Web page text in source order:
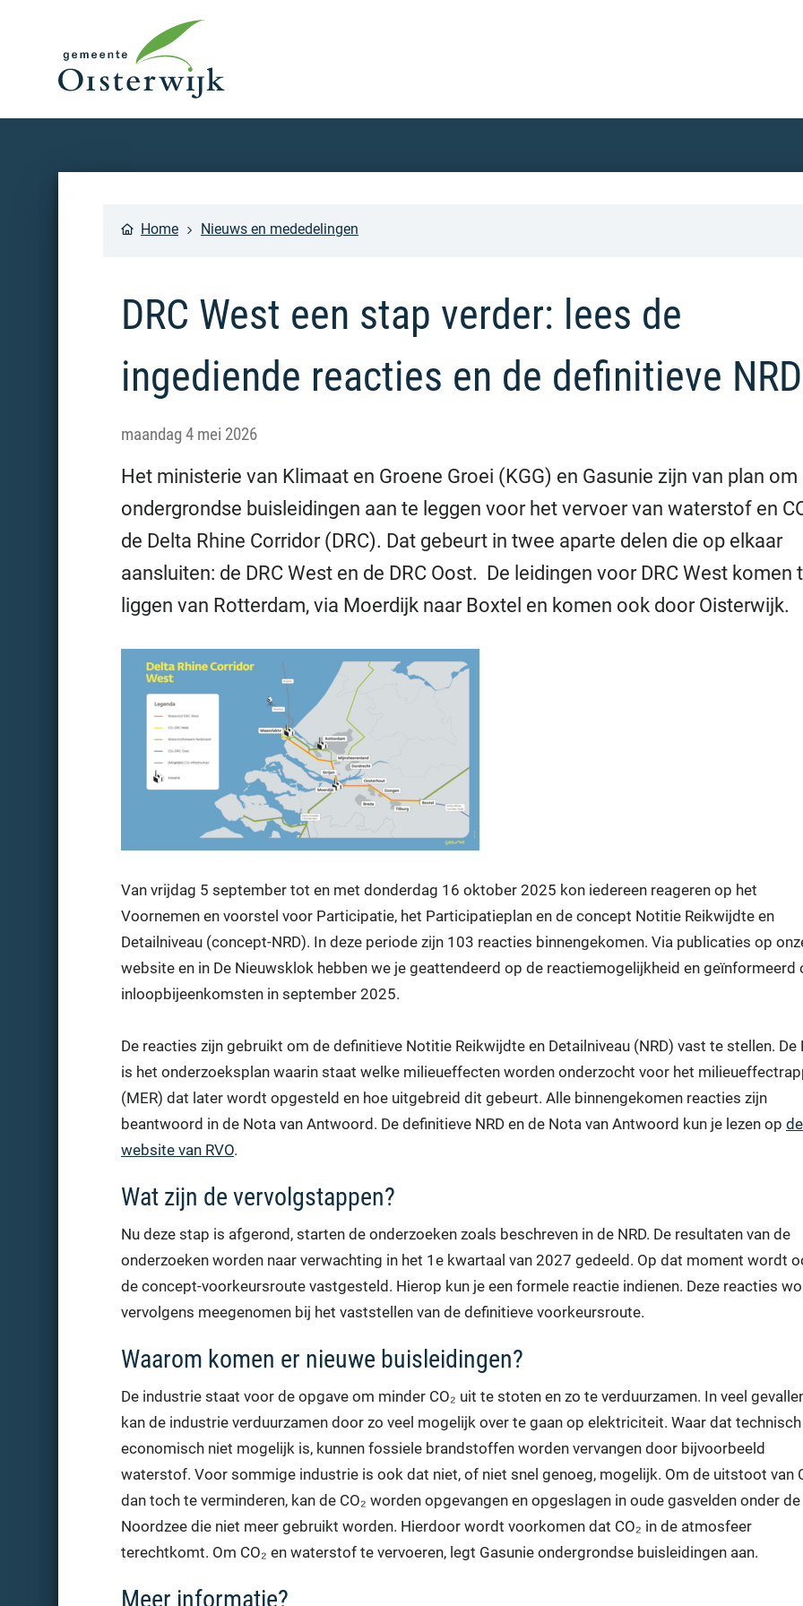
Home Nieuws en mededelingen
DRC West een stap verder: lees de
ingediende reacties en de definitieve NRD
maandag 4 mei 2026
Het ministerie van Klimaat en Groene Groei (KGG) en Gasunie zijn van plan om
ondergrondse buisleidingen aan te leggen voor het vervoer van waterstof en
de Delta Rhine Corridor (DRC). Dat gebeurt in twee aparte delen die op elkaar
aansluiten: de DRC West en de DRC Oost. De leidingen voor DRC West komen
liggen van Rotterdam, via Moerdijk naar Boxtel en komen ook door Oisterwijk.
Van vrijdag 5 september tot en met donderdag 16 oktober 2025 kon iedereen reageren op het
Voornemen en voorstel voor Participatie, het Participatieplan en de concept Notitie Reikwijdte en
Detailniveau (concept-NRD). In deze periode zijn 103 reacties binnengekomen. Via publicaties op
website en in De Nieuwsklok hebben we je geattendeerd op de reactiemogelijkheid en geïnformeerd
inloopbijeenkomsten in september 2025.
De reacties zijn gebruikt om de definitieve Notitie Reikwijdte en Detailniveau (NRD) vast te stellen. De
is het onderzoeksplan waarin staat welke milieueffecten worden onderzocht voor het
(MER) dat later wordt opgesteld en hoe uitgebreid dit gebeurt. Alle binnengekomen reacties zijn
beantwoord in de Nota van Antwoord. De definitieve NRD en de Nota van Antwoord kun je lezen op de
website van RVO.
Wat zijn de vervolgstappen?
Nu deze stap is afgerond, starten de onderzoeken zoals beschreven in de NRD. De resultaten van de
onderzoeken worden naar verwachting in het 1e kwartaal van 2027 gedeeld. Op dat moment wordt
de concept-voorkeursroute vastgesteld. Hierop kun je een formele reactie indienen. Deze reacties
vervolgens meegenomen bij het vaststellen van de definitieve voorkeursroute.
Waarom komen er nieuwe buisleidingen?
De industrie staat voor de opgave om minder CO₂ uit te stoten en zo te verduurzamen. In veel
kan de industrie verduurzamen door zo veel mogelijk over te gaan op elektriciteit. Waar dat
economisch niet mogelijk is, kunnen fossiele brandstoffen worden vervangen door bijvoorbeeld
waterstof. Voor sommige industrie is ook dat niet, of niet snel genoeg, mogelijk. Om de uitstoot van
dan toch te verminderen, kan de CO₂ worden opgevangen en opgeslagen in oude gasvelden onder de
Noordzee die niet meer gebruikt worden. Hierdoor wordt voorkomen dat CO₂ in de atmosfeer
terechtkomt. Om CO₂ en waterstof te vervoeren, legt Gasunie ondergrondse buisleidingen aan.
Meer informatie?